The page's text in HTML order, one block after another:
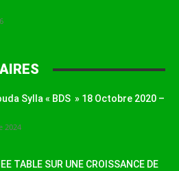
Sylla « BDS » 18 Octobre 2020 –
2024
TABLE SUR UNE CROISSANCE DE